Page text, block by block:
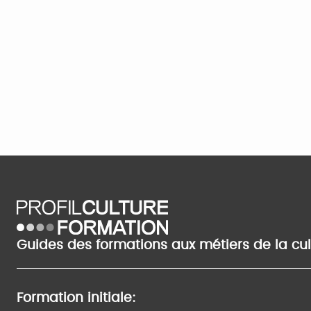
Guides des formations aux métiers de la
Formation initiale: